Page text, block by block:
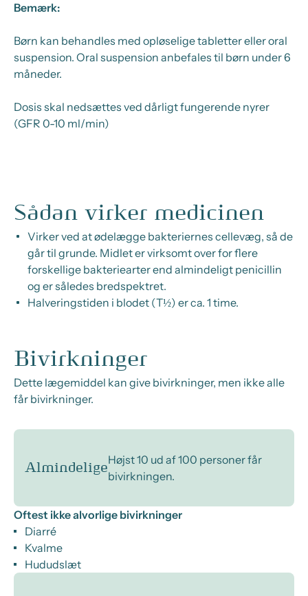
Bemærk:
Børn kan behandles med opløselige tabletter eller oral
suspension. Oral suspension anbefales til børn under 6
måneder.
Dosis skal nedsættes ved dårligt fungerende nyrer
(GFR 0-10 ml/min)
Sådan virker medicinen
Virker ved at ødelægge bakteriernes cellevæg, så de
går til grunde. Midlet er virksomt over for flere
forskellige bakteriearter end almindeligt penicillin
og er således bredspektret.
Halveringstiden i blodet (T½) er ca. 1 time.
Bivirkninger
Dette lægemiddel kan give bivirkninger, men ikke alle
får bivirkninger.
Almindelige
Højst 10 ud af 100 personer får
bivirkningen.
Oftest ikke alvorlige bivirkninger
Diarré
Kvalme
Hududslæt